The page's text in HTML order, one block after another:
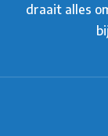
draait alles